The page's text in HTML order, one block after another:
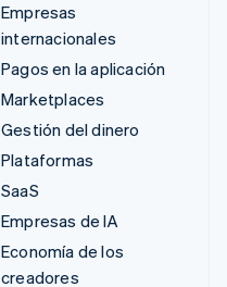
Empresas
internacionales
Pagos en la aplicación
Marketplaces
Gestión del dinero
Plataformas
SaaS
Empresas de IA
Economía de los
creadores